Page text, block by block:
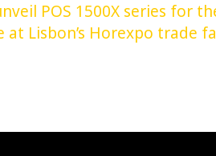
POS 1500X series for
Lisbon’s Horexpo trade